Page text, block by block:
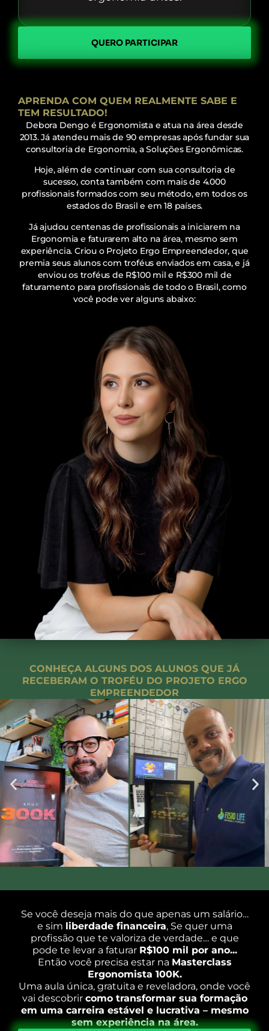
QUERO PARTICIPAR
APRENDA COM QUEM REALMENTE SABE E
TEM RESULTADO!
Debora Dengo é Ergonomista e atua na área desde
2013. Já atendeu mais de 90 empresas após fundar sua
consultoria de Ergonomia, a Soluções Ergonômicas.
Hoje, além de continuar com sua consultoria de
sucesso, conta também com mais de 4.000
profissionais formados com seu método, em todos os
estados do Brasil e em 18 países.
Já ajudou centenas de profissionais a iniciarem na
Ergonomia e faturarem alto na área, mesmo sem
experiência. Criou o Projeto Ergo Empreendedor, que
premia seus alunos com troféus enviados em casa, e já
enviou os troféus de R$100 mil e R$300 mil de
faturamento para profissionais de todo o Brasil, como
você pode ver alguns abaixo:
CONHEÇA ALGUNS DOS ALUNOS QUE JÁ
RECEBERAM O TROFÉU DO PROJETO ERGO
EMPREENDEDOR
Se você deseja mais do que apenas um salário…
e sim liberdade financeira, Se quer uma
profissão que te valoriza de verdade… e que
pode te levar a faturar R$100 mil por ano...
Então você precisa estar na Masterclass
Ergonomista 100K.
Uma aula única, gratuita e reveladora, onde você
vai descobrir como transformar sua formação
em uma carreira estável e lucrativa – mesmo
sem experiência na área.